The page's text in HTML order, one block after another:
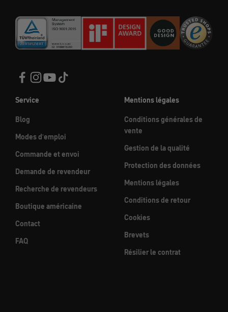
Service
Blog
Modes d'emploi
Commande et envoi
Demande de revendeur
Recherche de revendeurs
Boutique américaine
Contact
FAQ
Mentions légales
Conditions générales de
vente
Gestion de la qualité
Protection des données
Mentions légales
Conditions de retour
Cookies
Brevets
Résilier le contrat